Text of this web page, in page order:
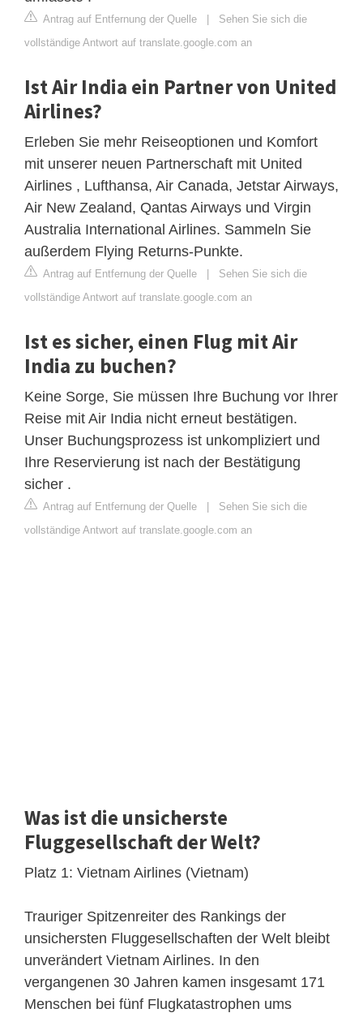
Antrag auf Entfernung der Quelle | Sehen Sie sich die
vollständige Antwort auf translate.google.com an
Ist Air India ein Partner von United
Airlines?
Erleben Sie mehr Reiseoptionen und Komfort
mit unserer neuen Partnerschaft mit United
Airlines , Lufthansa, Air Canada, Jetstar Airways,
Air New Zealand, Qantas Airways und Virgin
Australia International Airlines. Sammeln Sie
außerdem Flying Returns-Punkte.
Antrag auf Entfernung der Quelle | Sehen Sie sich die
vollständige Antwort auf translate.google.com an
Ist es sicher, einen Flug mit Air
India zu buchen?
Keine Sorge, Sie müssen Ihre Buchung vor Ihrer
Reise mit Air India nicht erneut bestätigen.
Unser Buchungsprozess ist unkompliziert und
Ihre Reservierung ist nach der Bestätigung
sicher .
Antrag auf Entfernung der Quelle | Sehen Sie sich die
vollständige Antwort auf translate.google.com an
Was ist die unsicherste
Fluggesellschaft der Welt?
Platz 1: Vietnam Airlines (Vietnam)
Trauriger Spitzenreiter des Rankings der
unsichersten Fluggesellschaften der Welt bleibt
unverändert Vietnam Airlines. In den
vergangenen 30 Jahren kamen insgesamt 171
Menschen bei fünf Flugkatastrophen ums